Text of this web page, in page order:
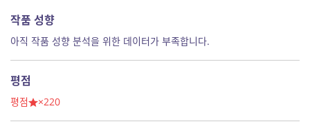
작품 성향
아직 작품 성향 분석을 위한 데이터가 부족합니다.
평점
평점 ×220